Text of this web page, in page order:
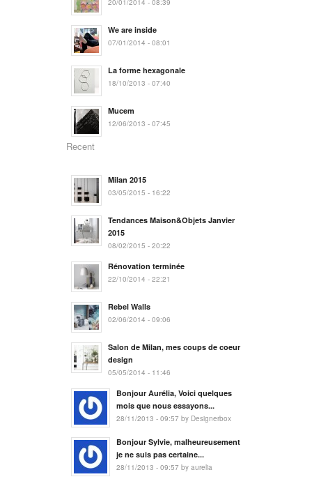
20/01/2014 - 08:39
We are inside
07/01/2014 - 08:01
La forme hexagonale
18/10/2013 - 07:40
Mucem
12/06/2013 - 07:45
Recent
Milan 2015
03/05/2015 - 16:22
Tendances Maison&Objets Janvier
2015
08/02/2015 - 20:22
Rénovation terminée
22/10/2014 - 22:21
Rebel Walls
02/06/2014 - 09:06
Salon de Milan, mes coups de coeur
design
05/05/2014 - 11:46
Bonjour Aurélia, Voici quelques
mois que nous essayons...
28/11/2013 - 09:57 by Designerbox
Bonjour Sylvie, malheureusement
je ne suis pas certaine...
28/11/2013 - 09:57 by aurelia